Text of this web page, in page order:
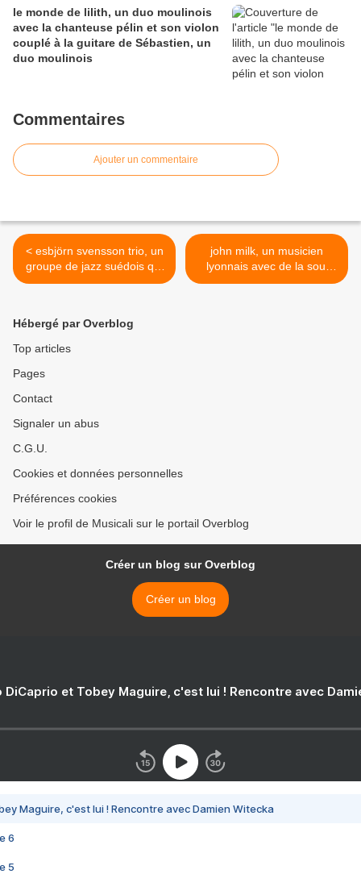
le monde de lilith, un duo moulinois
avec la chanteuse pélin et son violon
couplé à la guitare de Sébastien, un
duo moulinois
Commentaires
Ajouter un commentaire
< esbjörn svensson trio, un
groupe de jazz suédois qui
fut actif de 1990 à 2008
john milk, un musicien
lyonnais avec de la soul
américaine 60's, le funk des
Hébergé par Overblog
Top articles
Pages
Contact
Signaler un abus
C.G.U.
Cookies et données personnelles
Préférences cookies
Voir le profil de Musicali sur le portail Overblog
Créer un blog sur Overblog
Créer un blog
DiCaprio et Tobey Maguire, c'est lui ! Rencontre avec
Maguire, c'est lui ! Rencontre avec Damien Witecka
6
5